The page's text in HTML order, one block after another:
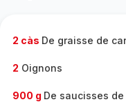
2 càs De graisse de
2 Oignons
900 g De saucisses